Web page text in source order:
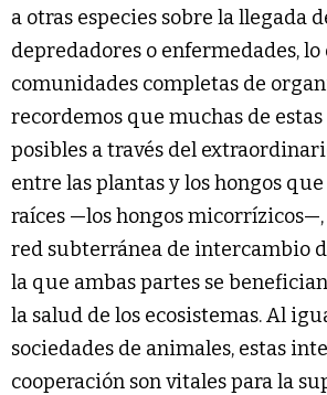
a otras especies sobre la llegada
depredadores o enfermedades,
comunidades completas de
recordemos que muchas de
posibles a través del
entre las plantas y los hongos
raíces —los hongos
red subterránea de intercambio
la que ambas partes se
la salud de los ecosistemas. Al
sociedades de animales, estas
cooperación son vitales para la